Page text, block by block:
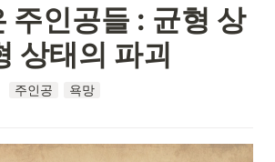
주인공들 : 균형 상
상태의 파괴
주인공 욕망